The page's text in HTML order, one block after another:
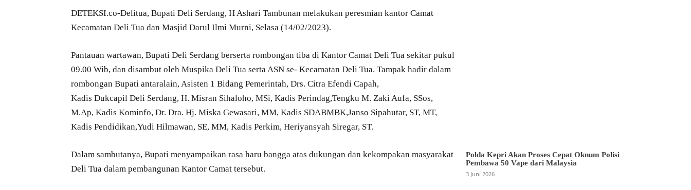
DETEKSI.co-Delitua, Bupati Deli Serdang, H Ashari Tambunan melakukan peresmian kantor Camat
Kecamatan Deli Tua dan Masjid Darul Ilmi Murni, Selasa (14/02/2023).
Pantauan wartawan, Bupati Deli Serdang berserta rombongan tiba di Kantor Camat Deli Tua sekitar pukul
09.00 Wib, dan disambut oleh Muspika Deli Tua serta ASN se- Kecamatan Deli Tua. Tampak hadir dalam
rombongan Bupati antaralain, Asisten 1 Bidang Pemerintah, Drs. Citra Efendi Capah,
Kadis Dukcapil Deli Serdang, H. Misran Sihaloho, MSi, Kadis Perindag,Tengku M. Zaki Aufa, SSos,
M.Ap, Kadis Kominfo, Dr. Dra. Hj. Miska Gewasari, MM, Kadis SDABMBK,Janso Sipahutar, ST, MT,
Kadis Pendidikan,Yudi Hilmawan, SE, MM, Kadis Perkim, Heriyansyah Siregar, ST.
Dalam sambutanya, Bupati menyampaikan rasa haru bangga atas dukungan dan kekompakan masyarakat
Deli Tua dalam pembangunan Kantor Camat tersebut.
Polda Kepri Akan Proses Cepat Oknum Polisi
Pembawa 50 Vape dari Malaysia
3 Juni 2026